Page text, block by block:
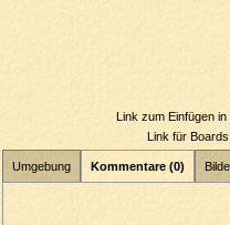
Link zum Einfügen
Link für
Umgebung Kommentare (0)